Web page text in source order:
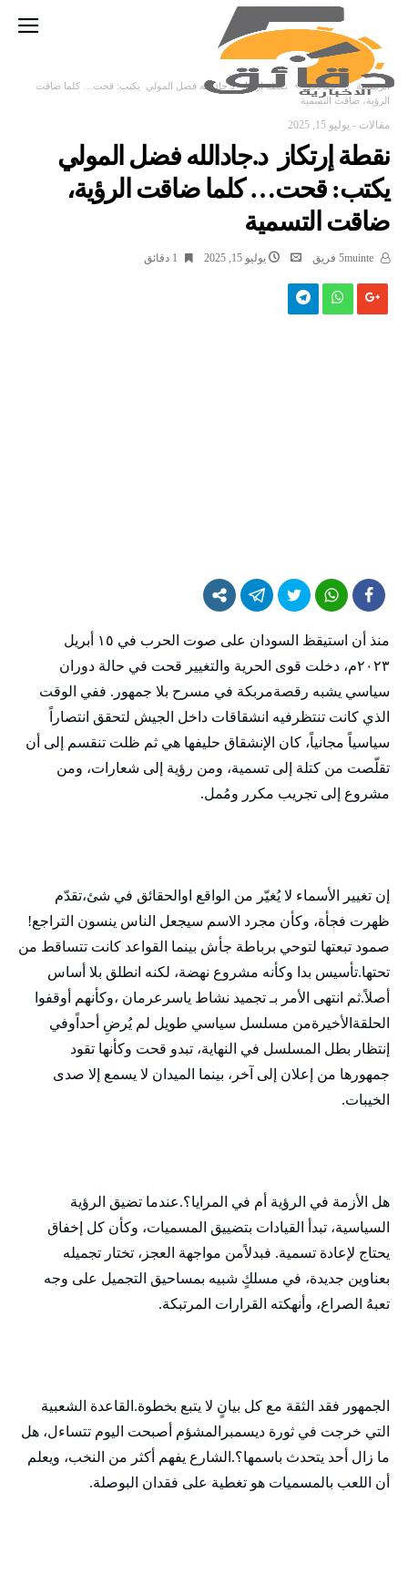
‫الرئيسية‬ مقالات
نقطة إرتكاز د.جادالله فضل المولي يكتب: قحت… كلما ضاقت
الرؤية، ضاقت التسمية
مقالات - يوليو 15, 2025
نقطة إرتكاز د.جادالله فضل المولي
يكتب: قحت… كلما ضاقت الرؤية،
ضاقت التسمية
يوليو 15, 2025 1 ‫دقائق‬
منذ أن استيقظ السودان على صوت الحرب في ١٥ أبريل
٢٠٢٣م، دخلت قوى الحرية والتغيير قحت في حالة دوران
سياسي يشبه رقصةمربكة في مسرح بلا جمهور. ففي الوقت
الذي كانت تنتظرفيه انشقاقات داخل الجيش لتحقق انتصاراً
سياسياً مجانياً، كان الإنشقاق حليفها هي ثم ظلت تنقسم إلى أن
تقلّصت من كتلة إلى تسمية، ومن رؤية إلى شعارات، ومن
مشروع إلى تجريب مكرر ومُمل.
إن تغيير الأسماء لا يُغيّر من الواقع اوالحقائق في شئ،تقدّم
ظهرت فجأة، وكأن مجرد الاسم سيجعل الناس ينسون التراجع!
صمود تبعتها لتوحي برباطة جأش بينما القواعد كانت تتساقط من
تحتها.تأسيس بدا وكأنه مشروع نهضة، لكنه انطلق بلا أساس
أصلاً.ثم انتهى الأمر بـ تجميد نشاط ياسرعرمان ،وكأنهم أوقفوا
الحلقةالأخيرةمن مسلسل سياسي طويل لم يُرضِ أحداًوفي
إنتظار بطل المسلسل في النهاية، تبدو قحت وكأنها تقود
جمهورها من إعلان إلى آخر، بينما الميدان لا يسمع إلا صدى
الخيبات.
هل الأزمة في الرؤية أم في المرايا؟.عندما تضيق الرؤية
السياسية، تبدأ القيادات بتضييق المسميات، وكأن كل إخفاق
يحتاج لإعادة تسمية. فبدلاًمن مواجهة العجز، تختار تجميله
بعناوين جديدة، في مسلكٍ شبيه بمساحيق التجميل على وجه
تعبهُ الصراع، وأنهكته القرارات المرتبكة.
الجمهور فقد الثقة مع كل بيانٍ لا يتبع بخطوة.القاعدة الشعبية
التي خرجت في ثورة ديسمبرالمشؤم أصبحت اليوم تتساءل، هل
ما زال أحد يتحدث باسمها؟.الشارع يفهم أكثر من النخب، ويعلم
أن اللعب بالمسميات هو تغطية على فقدان البوصلة.